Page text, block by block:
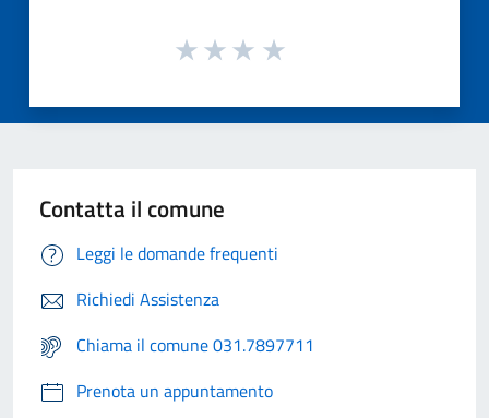
Contatta il comune
Leggi le domande frequenti
Richiedi Assistenza
Chiama il comune 031.7897711
Prenota un appuntamento